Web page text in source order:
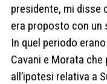
presidente, mi disse
era proposto con un
In quel periodo
Cavani e Morata
all’ipotesi relativa a